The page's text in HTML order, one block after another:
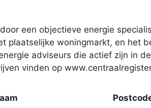
een objectieve energie
plaatselijke woningmarkt, en het
adviseurs die actief zijn in
vinden op